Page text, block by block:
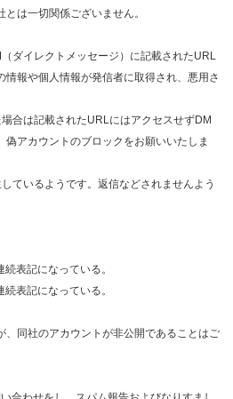
は一切関係ございません。
ダイレクトメッセージ）に記載されたURL
情報や個人情報が発信者に取得され、悪用さ
合は記載されたURLにはアクセスせずDM
アカウントのブロックをお願いいたしま
ているようです。返信などされませんよう
表記になっている。
表記になっている。
、同社のアカウントが非公開であることはご